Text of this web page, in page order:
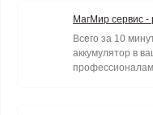
МагМир сервис -
Всего за 10
аккумулятор в